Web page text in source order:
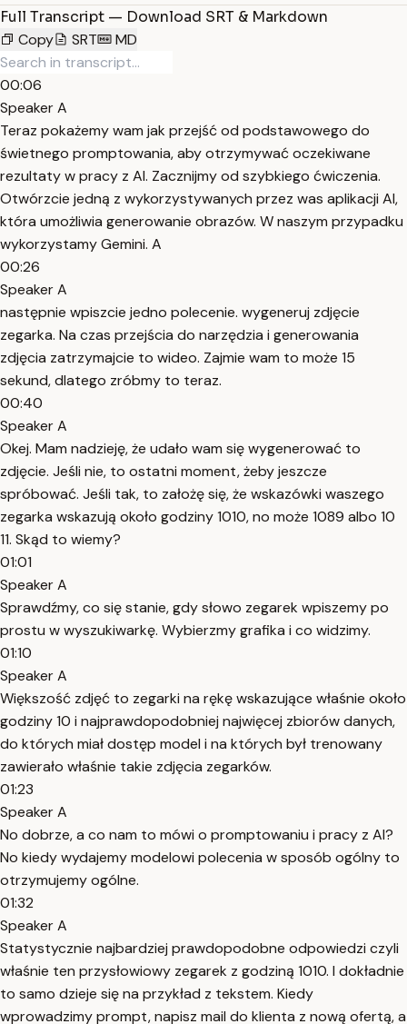
Full Transcript — Download SRT & Markdown
Copy
SRT MD
00:06
Speaker A
Teraz pokażemy wam jak przejść od podstawowego do
świetnego promptowania, aby otrzymywać oczekiwane
rezultaty w pracy z AI. Zacznijmy od szybkiego ćwiczenia.
Otwórzcie jedną z wykorzystywanych przez was aplikacji AI,
która umożliwia generowanie obrazów. W naszym przypadku
wykorzystamy Gemini. A
00:26
Speaker A
następnie wpiszcie jedno polecenie. wygeneruj zdjęcie
zegarka. Na czas przejścia do narzędzia i generowania
zdjęcia zatrzymajcie to wideo. Zajmie wam to może 15
sekund, dlatego zróbmy to teraz.
00:40
Speaker A
Okej. Mam nadzieję, że udało wam się wygenerować to
zdjęcie. Jeśli nie, to ostatni moment, żeby jeszcze
spróbować. Jeśli tak, to założę się, że wskazówki waszego
zegarka wskazują około godziny 1010, no może 1089 albo 10
11. Skąd to wiemy?
01:01
Speaker A
Sprawdźmy, co się stanie, gdy słowo zegarek wpiszemy po
prostu w wyszukiwarkę. Wybierzmy grafika i co widzimy.
01:10
Speaker A
Większość zdjęć to zegarki na rękę wskazujące właśnie około
godziny 10 i najprawdopodobniej najwięcej zbiorów danych,
do których miał dostęp model i na których był trenowany
zawierało właśnie takie zdjęcia zegarków.
01:23
Speaker A
No dobrze, a co nam to mówi o promptowaniu i pracy z AI?
No kiedy wydajemy modelowi polecenia w sposób ogólny to
otrzymujemy ogólne.
01:32
Speaker A
Statystycznie najbardziej prawdopodobne odpowiedzi czyli
właśnie ten przysłowiowy zegarek z godziną 1010. I dokładnie
to samo dzieje się na przykład z tekstem. Kiedy
wprowadzimy prompt, napisz mail do klienta z nową ofertą, a